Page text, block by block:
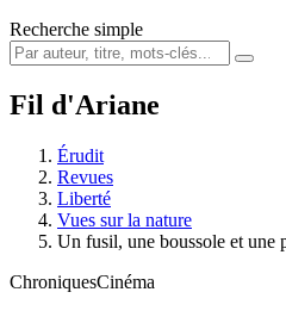
Recherche simple
Fil d'Ariane
Érudit
Revues
Liberté
Vues sur la nature
Un fusil, une boussole et une
ChroniquesCinéma